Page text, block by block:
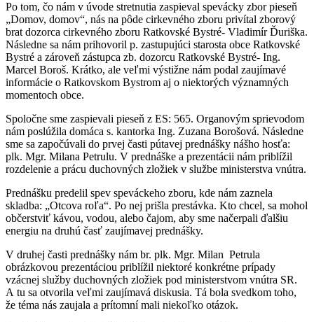
Po tom, čo nám v úvode stretnutia zaspieval spevácky zbor pieseň
„Domov, domov“, nás na pôde cirkevného zboru privítal zborový
brat dozorca cirkevného zboru Ratkovské Bystré- Vladimír Ďuriška.
Následne sa nám prihovoril p. zastupujúci starosta obce Ratkovské
Bystré a zároveň zástupca zb. dozorcu Ratkovské Bystré- Ing.
Marcel Boroš. Krátko, ale veľmi výstižne nám podal zaujímavé
informácie o Ratkovskom Bystrom aj o niektorých významných
momentoch obce.
Spoločne sme zaspievali pieseň z ES: 565. Organovým sprievodom
nám poslúžila domáca s. kantorka Ing. Zuzana Borošová. Následne
sme sa započúvali do prvej časti pútavej prednášky nášho hosťa:
plk. Mgr. Milana Petrulu. V prednáške a prezentácii nám priblížil
rozdelenie a prácu duchovných zložiek v službe ministerstva vnútra.
Prednášku predelil spev speváckeho zboru, kde nám zaznela
skladba: „Otcova roľa“. Po nej prišla prestávka. Kto chcel, sa mohol
občerstviť kávou, vodou, alebo čajom, aby sme načerpali ďalšiu
energiu na druhú časť zaujímavej prednášky.
V druhej časti prednášky nám br. plk. Mgr. Milan Petrula
obrázkovou prezentáciou priblížil niektoré konkrétne prípady
vzácnej služby duchovných zložiek pod ministerstvom vnútra SR.
A tu sa otvorila veľmi zaujímavá diskusia. Tá bola svedkom toho,
že téma nás zaujala a prítomní mali niekoľko otázok.